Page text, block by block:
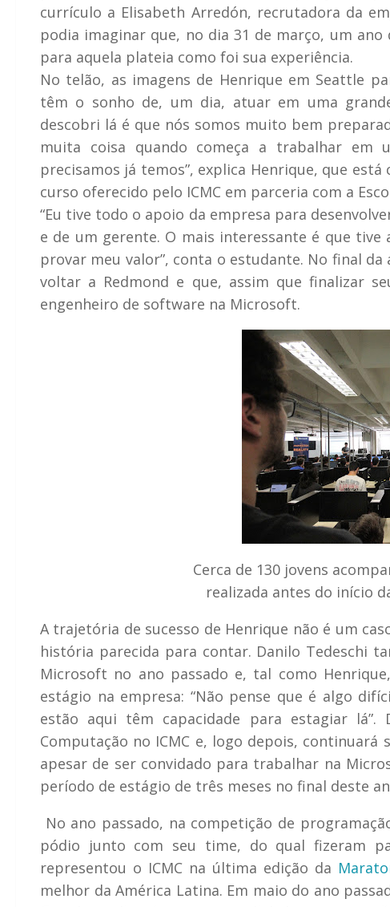
currículo a Elisabeth Arredón, recrutadora da
podia imaginar que, no dia 31 de março, um
para aquela plateia como foi sua experiência.
No telão, as imagens de Henrique em Seattle
têm o sonho de, um dia, atuar em uma
descobri lá é que nós somos muito bem
muita coisa quando começa a trabalhar em
precisamos já temos”, explica Henrique, que
curso oferecido pelo ICMC em parceria com a
“Eu tive todo o apoio da empresa para
e de um gerente. O mais interessante é que tive
provar meu valor”, conta o estudante. No final
voltar a Redmond e que, assim que finalizar
engenheiro de software na Microsoft.
Cerca de 130 jovens
realizada antes do início
A trajetória de sucesso de Henrique não é um
história parecida para contar. Danilo Tedeschi
Microsoft no ano passado e, tal como
estágio na empresa: “Não pense que é algo
estão aqui têm capacidade para estagiar
Computação no ICMC e, logo depois,
apesar de ser convidado para trabalhar na
período de estágio de três meses no final deste
No ano passado, na competição de
pódio junto com seu time, do qual fizeram
representou o ICMC na última edição da
melhor da América Latina. Em maio do ano